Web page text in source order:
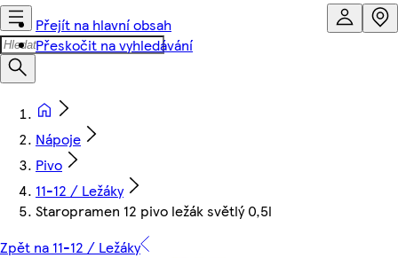
Přejít na hlavní obsah
Přeskočit na vyhledávání
Nápoje
Pivo
11-12 / Ležáky
Staropramen 12 pivo ležák světlý 0,5l
Zpět na 11-12 / Ležáky